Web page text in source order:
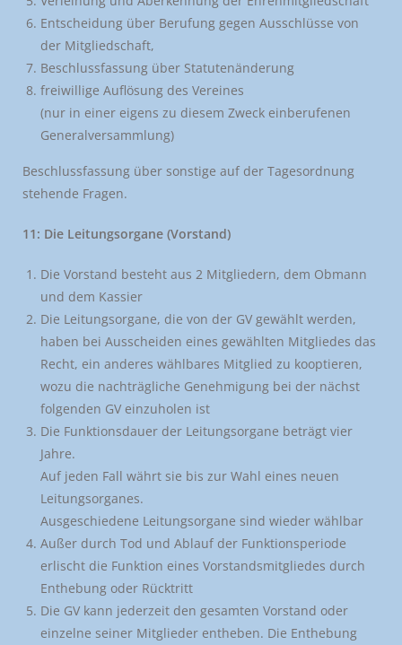
Entscheidung über Berufung gegen Ausschlüsse von
der Mitgliedschaft,
Beschlussfassung über Statutenänderung
freiwillige Auflösung des Vereines
(nur in einer eigens zu diesem Zweck einberufenen
Generalversammlung)
Beschlussfassung über sonstige auf der Tagesordnung
stehende Fragen.
11: Die Leitungsorgane (Vorstand)
Die Vorstand besteht aus 2 Mitgliedern, dem Obmann
und dem Kassier
Die Leitungsorgane, die von der GV gewählt werden,
haben bei Ausscheiden eines gewählten Mitgliedes das
Recht, ein anderes wählbares Mitglied zu kooptieren,
wozu die nachträgliche Genehmigung bei der nächst
folgenden GV einzuholen ist
Die Funktionsdauer der Leitungsorgane beträgt vier
Jahre.
Auf jeden Fall währt sie bis zur Wahl eines neuen
Leitungsorganes.
Ausgeschiedene Leitungsorgane sind wieder wählbar
Außer durch Tod und Ablauf der Funktionsperiode
erlischt die Funktion eines Vorstandsmitgliedes durch
Enthebung oder Rücktritt
Die GV kann jederzeit den gesamten Vorstand oder
einzelne seiner Mitglieder entheben. Die Enthebung